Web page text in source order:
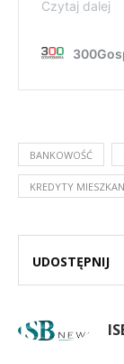
BANKOWOŚĆ
KREDYTY
UDOSTĘPNIJ